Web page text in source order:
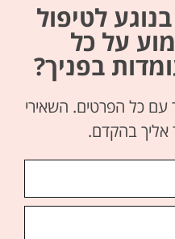
לטיפול
על כל
בפניך?
כל הפרטים. השאירי
אליך בהקדם.